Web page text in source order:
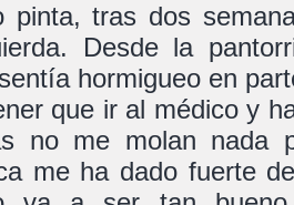
pinta, tras dos
Desde la
hormigueo en
que ir al médico y
no me molan nada
me ha dado fuerte